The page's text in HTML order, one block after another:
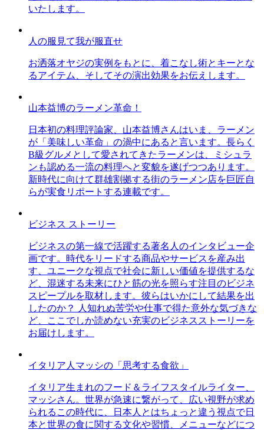
いたします。
人の服見て我が服直せ
お洒落オヤジの実例をもとに、着こなし術とキーとな
るアイテム、そしてその演出効果をお伝えします。
山本益博のラーメン革命！
日本初の料理評論家、山本益博さんはいま、ラーメン
が「美味しい革命」の渦中にあると言います。長らく
B級グルメとして愛されてきたラーメンは、ミシュラ
ンも認める一流の料理へと変貌を遂げつつあります。
新時代に向けて群雄割拠する街のラーメン店を巨匠自
らが実食リポートする連載です。
ビジネス ストーリー
ビジネスの第一線で活躍する著名人のインタビュー企
画です。時代をリードする商品やサービスを産み出
す、ユニークな視点で社会に新しい価値を提供するな
ど、混迷する未来にひと筋の光を照らす注目のビジネ
スピープルを取材します。彼らはいかにして結果を出
したのか？ 人知れぬ苦労や仕事で得た意外な気づきな
ど、ここでしか読めない充実のビジネスストーリーを
お届けします。
イタリア人マッシの「思考する食欲」
イタリア生まれのフード＆ライフスタイルライター、
マッシさん。世界が急速に繋がって、広い視野が求め
られるこの時代に、日本人とはちょっと違う視点で日
本と世界の食に関する文化や習慣、メニューなどにつ